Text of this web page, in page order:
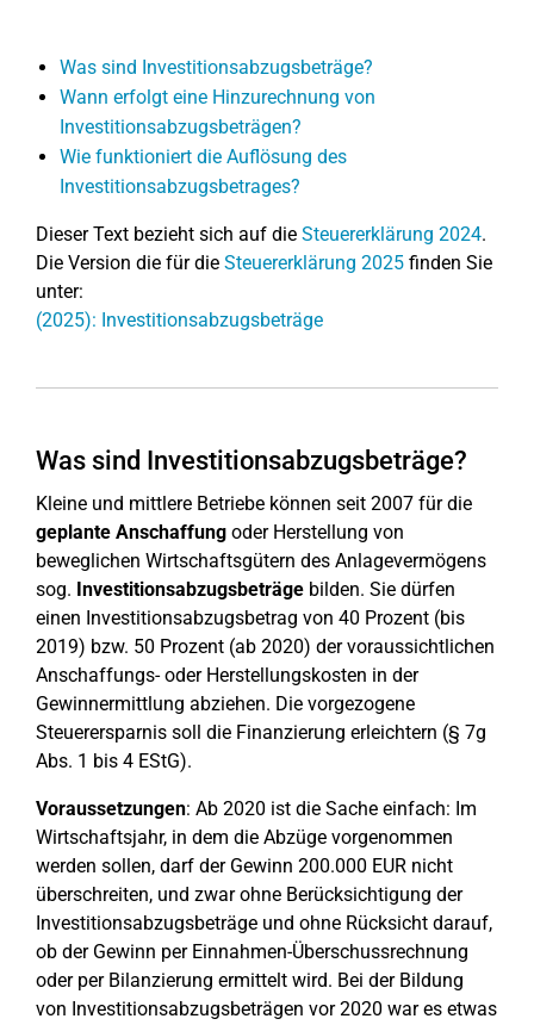
Was sind Investitionsabzugsbeträge?
Wann erfolgt eine Hinzurechnung von
Investitionsabzugsbeträgen?
Wie funktioniert die Auflösung des
Investitionsabzugsbetrages?
Dieser Text bezieht sich auf die Steuererklärung 2024.
Die Version die für die Steuererklärung 2025 finden Sie
unter:
(2025): Investitionsabzugsbeträge
Was sind Investitionsabzugsbeträge?
Kleine und mittlere Betriebe können seit 2007 für die
geplante Anschaffung oder Herstellung von
beweglichen Wirtschaftsgütern des Anlagevermögens
sog. Investitionsabzugsbeträge bilden. Sie dürfen
einen Investitionsabzugsbetrag von 40 Prozent (bis
2019) bzw. 50 Prozent (ab 2020) der voraussichtlichen
Anschaffungs- oder Herstellungskosten in der
Gewinnermittlung abziehen. Die vorgezogene
Steuerersparnis soll die Finanzierung erleichtern (§ 7g
Abs. 1 bis 4 EStG).
Voraussetzungen: Ab 2020 ist die Sache einfach: Im
Wirtschaftsjahr, in dem die Abzüge vorgenommen
werden sollen, darf der Gewinn 200.000 EUR nicht
überschreiten, und zwar ohne Berücksichtigung der
Investitionsabzugsbeträge und ohne Rücksicht darauf,
ob der Gewinn per Einnahmen-Überschussrechnung
oder per Bilanzierung ermittelt wird. Bei der Bildung
von Investitionsabzugsbeträgen vor 2020 war es etwas